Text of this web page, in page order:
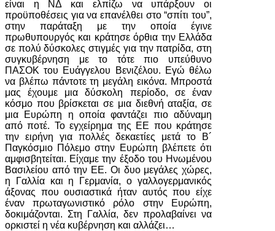
είναι η ΝΔ και ελπίζω να υπάρξουν οι
προϋποθέσεις για να επανέλθει στο “σπίτι του”,
στην παράταξη με την οποία έγινε
πρωθυπουργός και κράτησε όρθια την Ελλάδα
σε πολύ δύσκολες στιγμές για την πατρίδα, στη
συγκυβέρνηση με το τότε πιο υπεύθυνο
ΠΑΣΟΚ του Ευάγγελου Βενιζέλου. Εγώ θέλω
να βλέπω πάντοτε τη μεγάλη εικόνα. Μπροστά
μας έχουμε μια δύσκολη περίοδο, σε έναν
κόσμο που βρίσκεται σε μια διεθνή αταξία, σε
μια Ευρώπη η οποία φαντάζει πιο αδύναμη
από ποτέ. Το εγχείρημα της ΕΕ που κράτησε
την ειρήνη για πολλές δεκαετίες μετά το Β´
Παγκόσμιο Πόλεμο στην Ευρώπη βλέπετε ότι
αμφισβητείται. Είχαμε την έξοδο του Ηνωμένου
Βασιλείου από την ΕΕ. Οι δυο μεγάλες χώρες,
η Γαλλία και η Γερμανία, ο γαλλογερμανικός
άξονας που ουσιαστικά ήταν αυτός που είχε
έναν πρωταγωνιστικό ρόλο στην Ευρώπη,
δοκιμάζονται. Στη Γαλλία, δεν προλαβαίνει να
ορκιστεί η νέα κυβέρνηση και αλλάζει…